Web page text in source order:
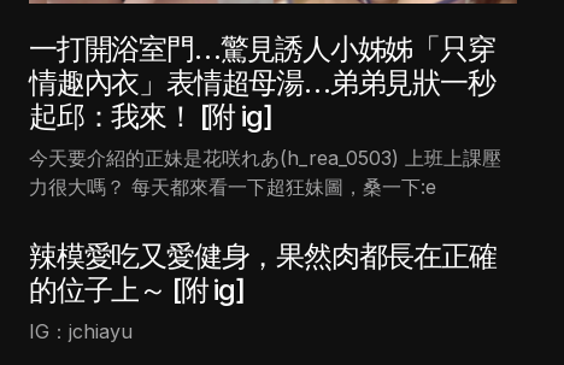
一打開浴室門…驚見誘人小姊姊「只穿
情趣內衣」表情超母湯…弟弟見狀一秒
起邱：我來！ [附 ig]
今天要介紹的正妹是花咲れあ(h_rea_0503) 上班上課壓
力很大嗎？ 每天都來看一下超狂妹圖，桑一下:e
辣模愛吃又愛健身，果然肉都長在正確
的位子上～ [附 ig]
IG：jchiayu